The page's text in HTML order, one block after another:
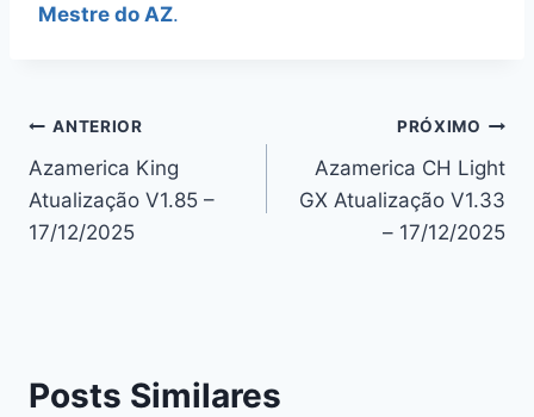
Mestre do AZ.
Navegação
de
Post
ANTERIOR
Azamerica King
Atualização V1.85 –
17/12/2025
PRÓXIMO
Azamerica CH Light
GX Atualização V1.33
– 17/12/2025
Posts Similares